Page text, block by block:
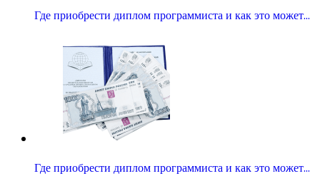
Где приобрести диплом программиста и как это может…
Где приобрести диплом программиста и как это может…